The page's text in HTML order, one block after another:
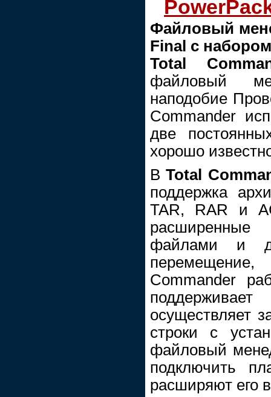
Файловый
Final с
Total
файловый
наподобие
Commander
две
хорошо
ВTotal
поддержка
TAR, RAR и
файлами и
Commander
осуществляет
строки с
файловый
подключить
расширяют его